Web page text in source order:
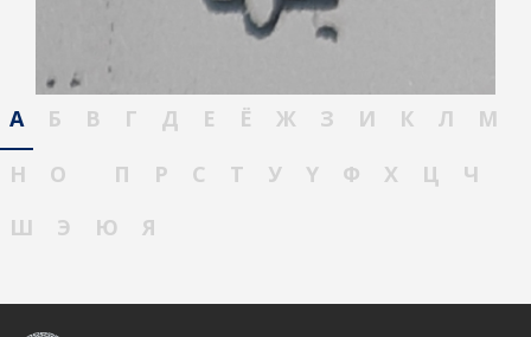
А Б В Г Д Е Ё Ж З И К Л
М
Н
О П Р С Т У Ү Ф Х Ц
Ч
Ш
Э Ю Я